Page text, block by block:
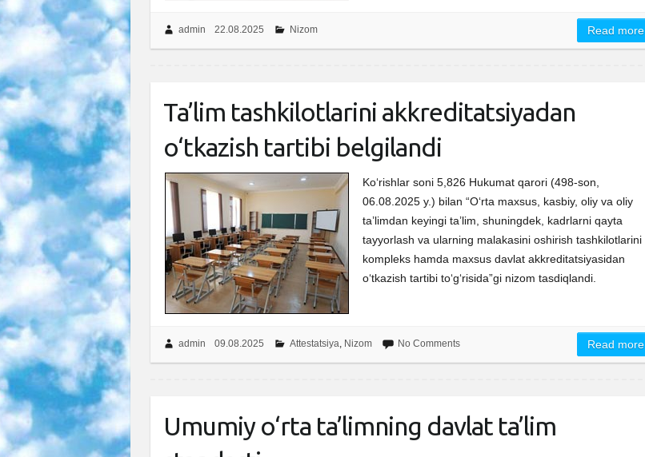
admin 22.08.2025 Nizom Read more
Ta’lim tashkilotlarini akkreditatsiyadan
o‘tkazish tartibi belgilandi
Ko‘rishlar soni 5,826 Hukumat qarori (498-son,
06.08.2025 y.) bilan “O‘rta maxsus, kasbiy, oliy va oliy
ta’limdan keyingi ta’lim, shuningdek, kadrlarni qayta
tayyorlash va ularning malakasini oshirish tashkilotlarini
kompleks hamda maxsus davlat akkreditatsiyasidan
o‘tkazish tartibi to‘g‘risida”gi nizom tasdiqlandi.
admin 09.08.2025 Attestatsiya, Nizom No Comments Read more
Umumiy o‘rta ta’limning davlat ta’lim